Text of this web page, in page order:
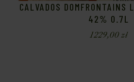
CALVADOS DOMFRONTAINS
42% 0.7L
1229,00zł